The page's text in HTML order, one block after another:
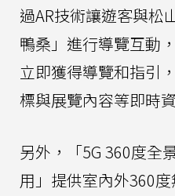
過AR技術讓遊客與松
鴨桑」進行導覽互動
立即獲得導覽和指引
標與展覽內容等即時
另外，「5G 360度全
用」提供室內外360